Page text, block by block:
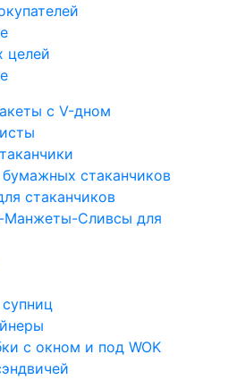
целей
с V-дном
стаканчиков
стаканчиков
Манжеты-Сливсы для
с окном и под WOK